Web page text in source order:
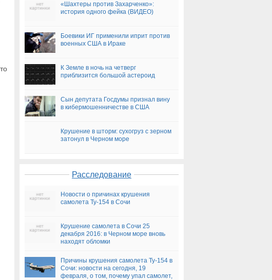
«Шахтеры против Захарченко»:
история одного фейка (ВИДЕО)
Боевики ИГ применили иприт против
военных США в Ираке
К Земле в ночь на четверг
приблизится большой астероид
Сын депутата Госдумы признал вину
в кибермошенничестве в США
Крушение в шторм: сухогруз с зерном
затонул в Черном море
Расследование
Новости о причинах крушения
самолета Ту-154 в Сочи
Крушение самолета в Сочи 25
декабря 2016: в Черном море вновь
находят обломки
Причины крушения самолета Ту-154 в
Сочи: новости на сегодня, 19
февраля, о том, почему упал самолет,